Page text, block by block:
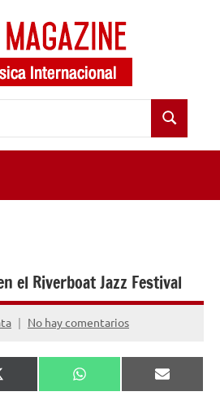
Buscar
el Riverboat Jazz Festival
No hay comentarios
Compartir
en
X
Compartir
en
WhatsApp
en
Email